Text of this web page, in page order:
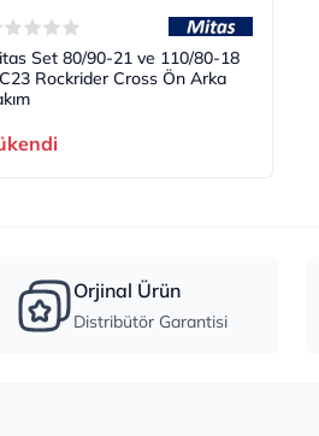
Set 80/90-21 ve 110/80-18
Rockrider Cross Ön Arka
Orjinal Ürün
Distribütör Garantisi